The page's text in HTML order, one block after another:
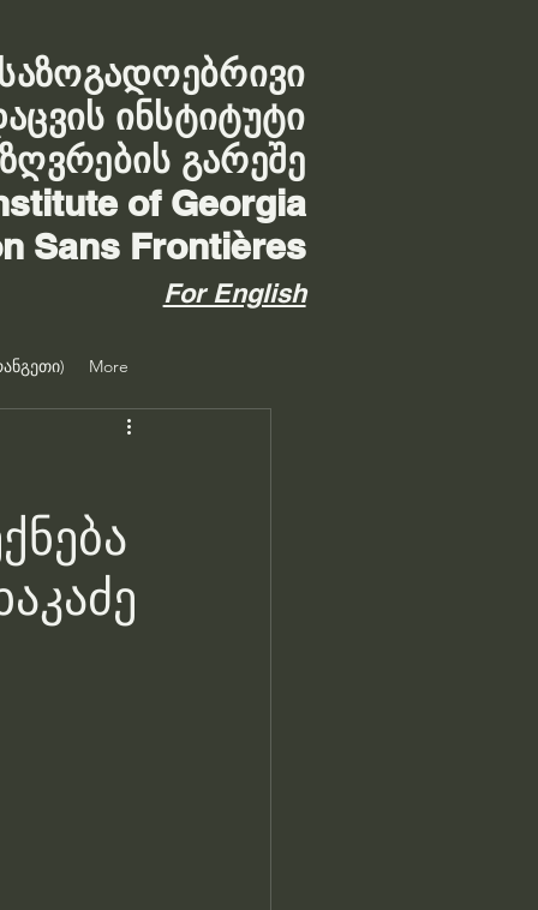
ინსტიტუტი
გარეშე
of Georgia
Sans Frontières
For English
More